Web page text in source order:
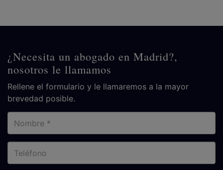
¿Necesita un abogado en Madrid?,
nosotros le llamamos
Rellene el formulario y le llamaremos a la mayor
brevedad posible.